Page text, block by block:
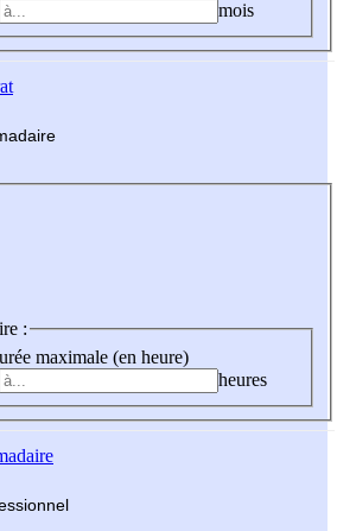
mois
:
maximale (en heure)
heures